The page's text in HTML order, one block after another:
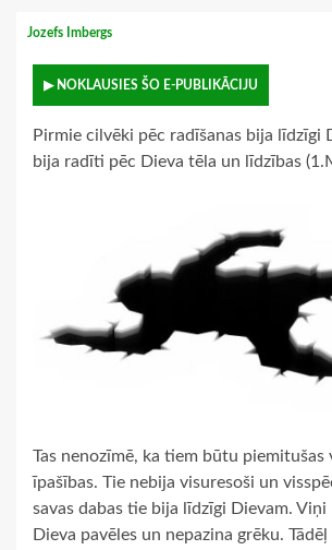
Jozefs Imbergs
▶ NOKLAUSIES ŠO E-PUBLIKĀCIJU
Pirmie cilvēki pēc radīšanas bija līdzīgi
bija radīti pēc Dieva tēla un līdzības
Tas nenozīmē, ka tiem būtu piemitušas
īpašības. Tie nebija visuresoši un
savas dabas tie bija līdzīgi Dievam.
Dieva pavēles un nepazina grēku.